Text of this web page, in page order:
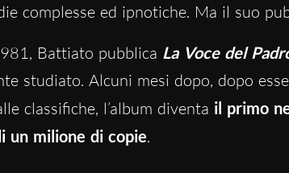
complesse ed ipnotiche. Ma il suo
Battiato pubblica La Voce del
studiato. Alcuni mesi dopo, dopo
classifiche, l’album diventa il primo
un milione di copie.